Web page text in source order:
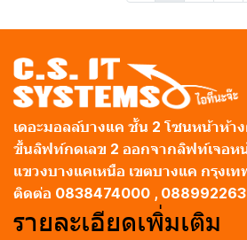
เดอะมอลล์บางแค ชั้น 2 โซนหน้าห้า
ขึ้นลิฟท์กดเลข 2 ออกจากลิฟท์เจอห
แขวงบางแคเหนือ เขตบางแค กรุงเท
ติดต่อ 0838474000 ,
รายละเอียดเพิ่มเติม